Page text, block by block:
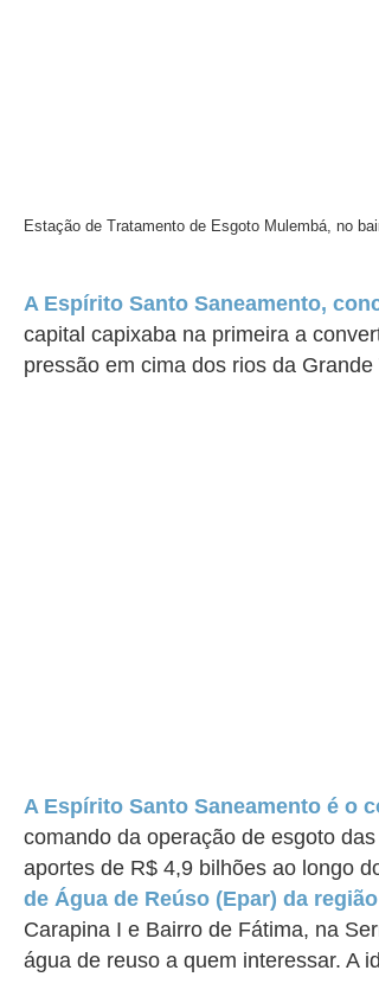
Estação de Tratamento de Esgoto Mulembá, no
A Espírito Santo Saneamento,
capital capixaba na primeira a
pressão em cima dos rios da Grande
A Espírito Santo Saneamento é o
comando da operação de esgoto
aportes de R$ 4,9 bilhões ao longo
de Água de Reúso (Epar) da
Carapina I e Bairro de Fátima, na
água de reuso a quem interessar. A